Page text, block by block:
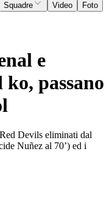
Squadre Video
Foto
e
passano
Devils eliminati dal
Nuñez al 70’) ed i